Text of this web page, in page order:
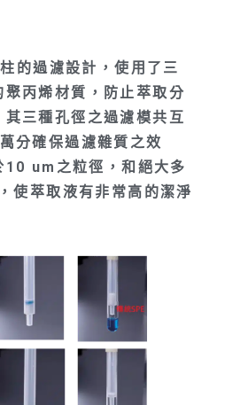
的過濾設計，使用了三
丙烯材質，防止萃取分
三種孔徑之過濾模共互
分確保過濾雜質之效
10 um之粒徑，和絕大多
使萃取液有非常高的潔淨